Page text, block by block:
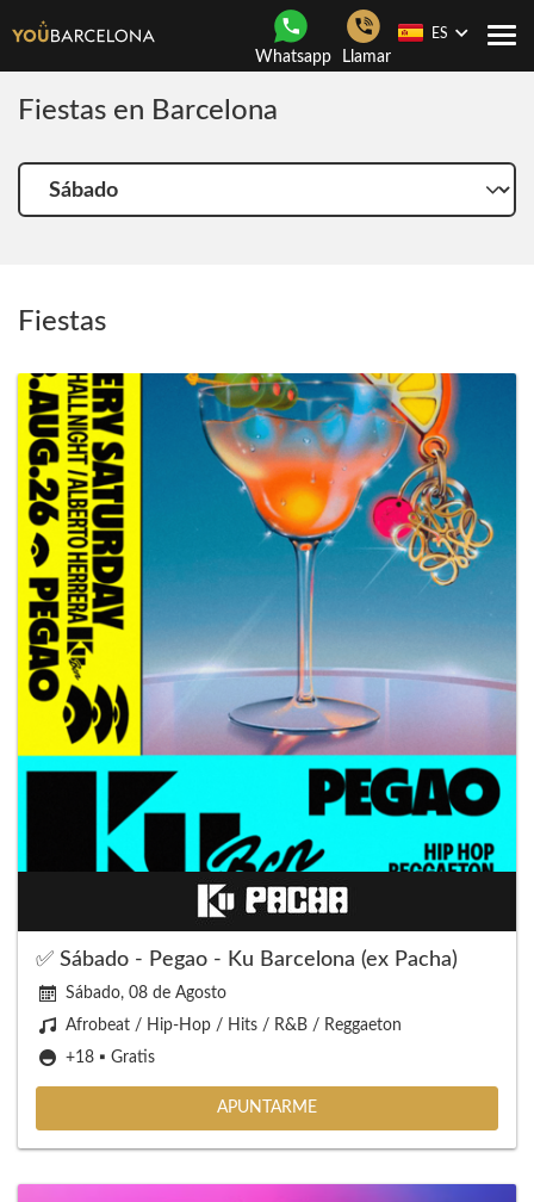
Whatsapp Llamar
ES
Fiestas en Barcelona
Elige
otro
Fiestas
✅ Sábado - Pegao - Ku Barcelona (ex Pacha)
Sábado, 08 de Agosto
Afrobeat / Hip-Hop / Hits / R&B / Reggaeton
+18 ▪️ Gratis
APUNTARME